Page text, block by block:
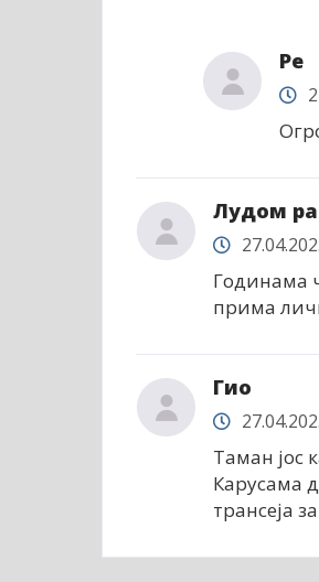
Ре
Лудом
Годинама
прима
Гио
Таман јос
Карусама
трансеја